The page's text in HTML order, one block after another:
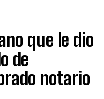
que le dio
de
notario